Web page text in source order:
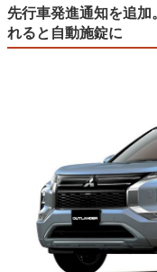
先行車発進通知を追
れると自動施錠に